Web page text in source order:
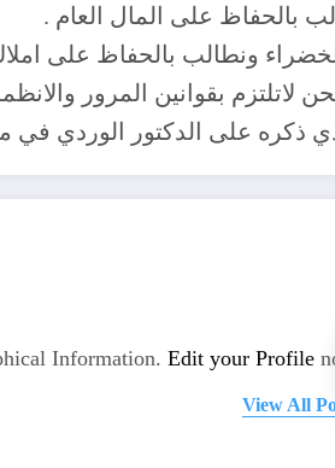
بالحفاظ على المال العام .
ونطالب بالحفاظ على
لاتلتزم بقوانين المرور
ذكره على الدكتور الوردي في
Information. Edit your Profile
View All